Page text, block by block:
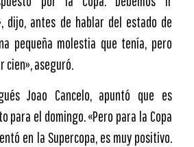
dijo, antes de hablar del estado de
pequeña molestia que tenía, pero
cien», aseguró.
Joao Cancelo, apuntó que es
para el domingo. «Pero para la Copa
en la Supercopa, es muy positivo.